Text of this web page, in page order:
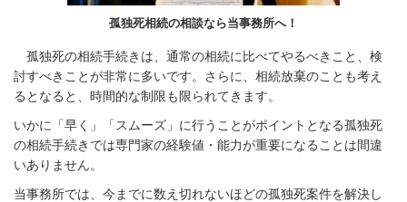
孤独死相続の相談なら当事務所へ！
孤独死の相続手続きは、通常の相続に比べてやるべきこと、検
討すべきことが非常に多いです。さらに、相続放棄のことも考え
るとなると、時間的な制限も限られてきます。
いかに「早く」「スムーズ」に行うことがポイントとなる孤独死
の相続手続きでは専門家の経験値・能力が重要になることは間違
いありません。
当事務所では、今までに数え切れないほどの孤独死案件を解決し